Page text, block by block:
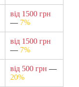
від 1500 грн
— 7%
від 1500 грн
— 7%
від 500 грн —
20%